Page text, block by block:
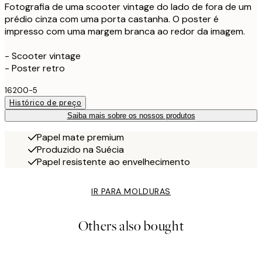
Fotografia de uma scooter vintage do lado de fora de um
prédio cinza com uma porta castanha. O poster é
impresso com uma margem branca ao redor da imagem.
- Scooter vintage
- Poster retro
16200-5
Histórico de preço
Saiba mais sobre os nossos produtos
Papel mate premium
Produzido na Suécia
Papel resistente ao envelhecimento
IR PARA MOLDURAS
Others also bought